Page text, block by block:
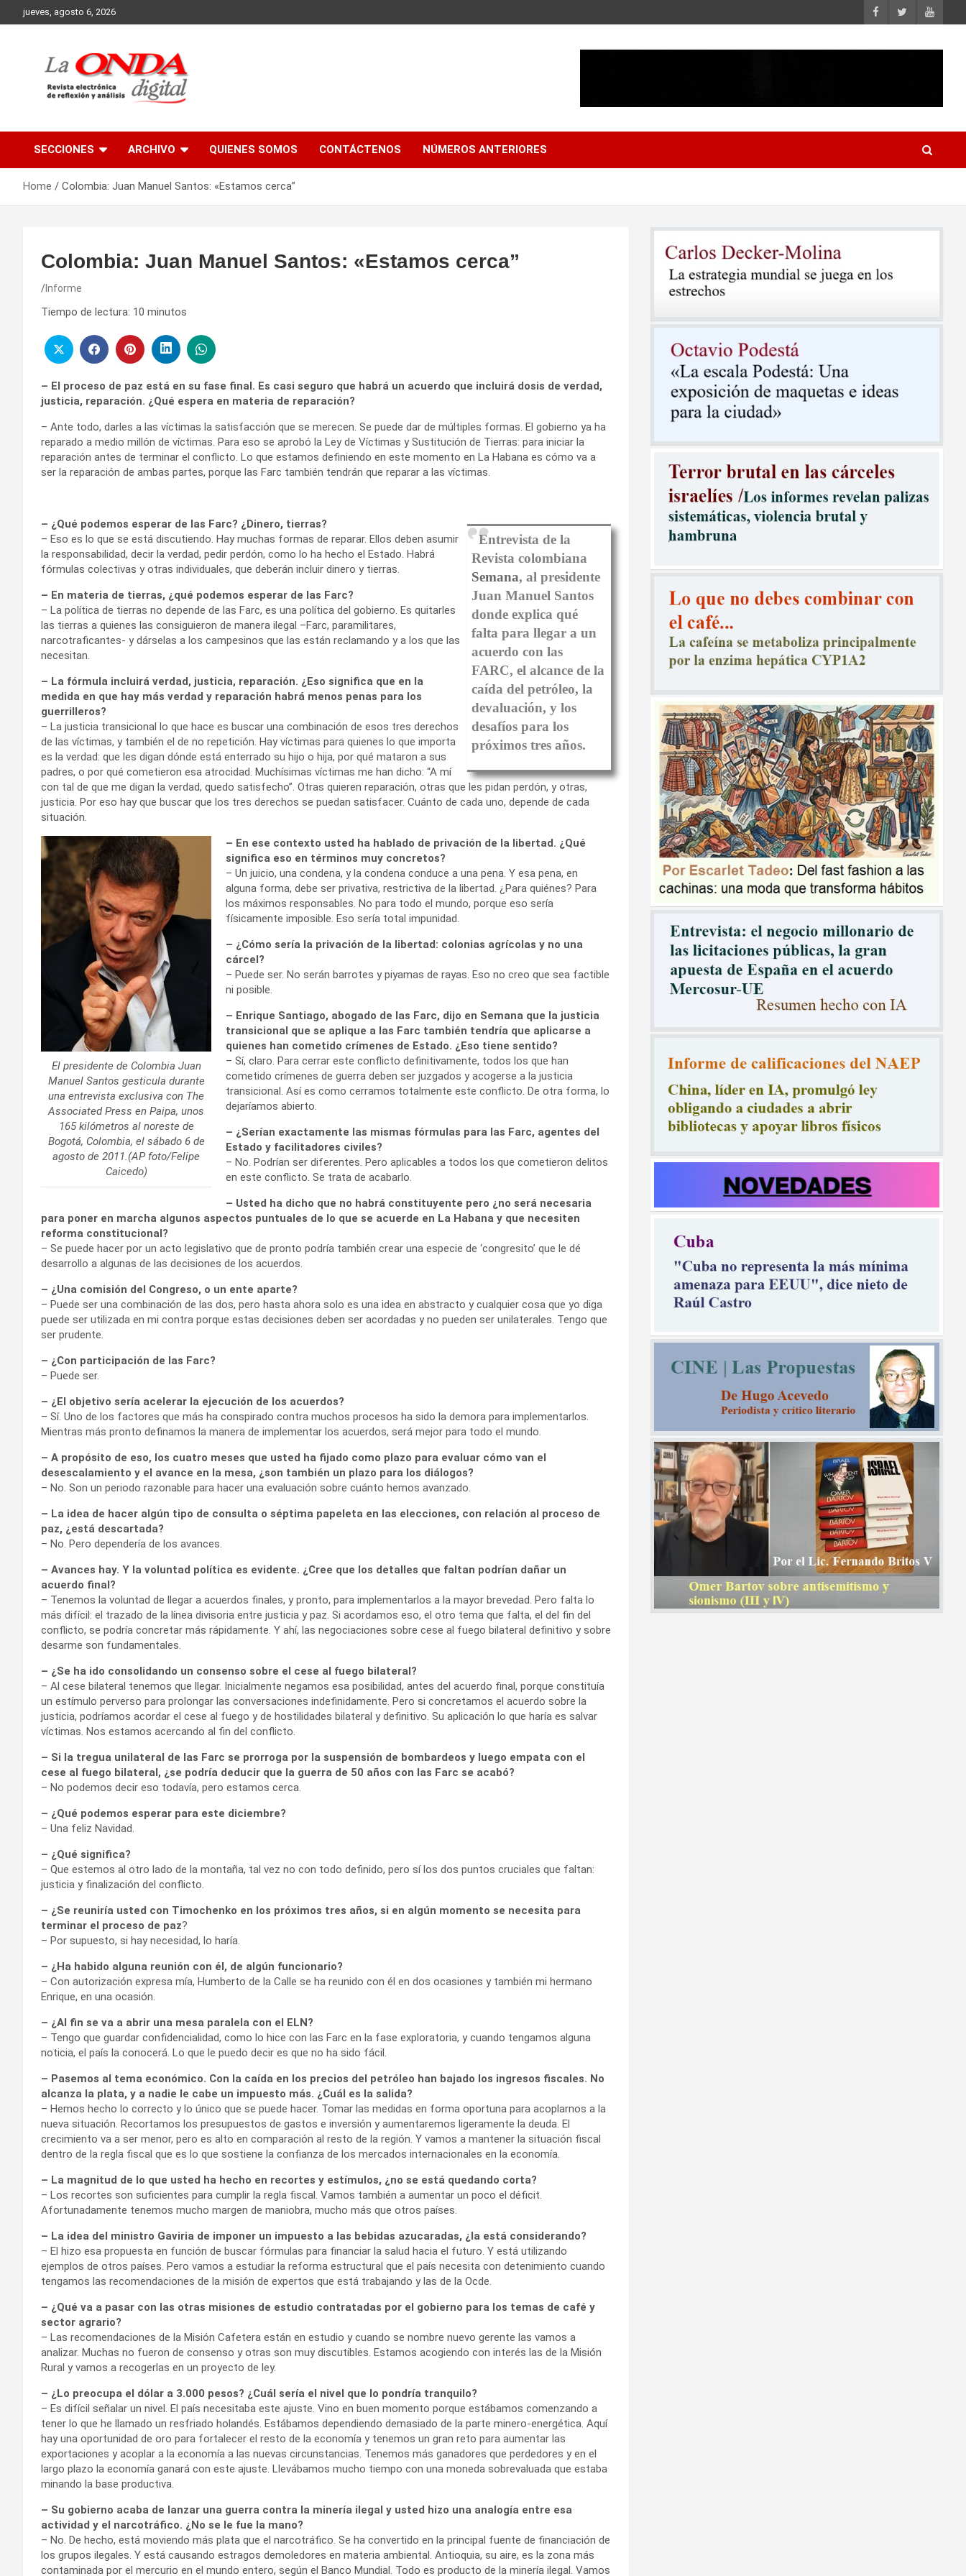
to
jueves, agosto 6, 2026
SECCIONES ARCHIVO QUIENES SOMOS CONTÁCTENOS NÚMEROS ANTERIORES
Home Colombia: Juan Manuel Santos: «Estamos cerca”
Colombia: Juan Manuel Santos: «Estamos cerca”
Informe
Tiempo de lectura: 10 minutos
– El proceso de paz está en su fase final. Es casi seguro que habrá un acuerdo que incluirá dosis de verdad,
justicia, reparación. ¿Qué espera en materia de reparación?
– Ante todo, darles a las víctimas la satisfacción que se merecen. Se puede dar de múltiples formas. El gobierno ya ha
reparado a medio millón de víctimas. Para eso se aprobó la Ley de Víctimas y Sustitución de Tierras: para iniciar la
reparación antes de terminar el conflicto. Lo que estamos definiendo en este momento en La Habana es cómo va a
ser la reparación de ambas partes, porque las Farc también tendrán que reparar a las víctimas.
Entrevista de la
Revista colombiana
Semana, al presidente
Juan Manuel Santos
donde explica qué
falta para llegar a un
acuerdo con las
FARC, el alcance de la
caída del petróleo, la
devaluación, y los
desafíos para los
próximos tres años.
– ¿Qué podemos esperar de las Farc? ¿Dinero, tierras?
– Eso es lo que se está discutiendo. Hay muchas formas de reparar. Ellos deben asumir
la responsabilidad, decir la verdad, pedir perdón, como lo ha hecho el Estado. Habrá
fórmulas colectivas y otras individuales, que deberán incluir dinero y tierras.
– En materia de tierras, ¿qué podemos esperar de las Farc?
– La política de tierras no depende de las Farc, es una política del gobierno. Es quitarles
las tierras a quienes las consiguieron de manera ilegal –Farc, paramilitares,
narcotraficantes- y dárselas a los campesinos que las están reclamando y a los que las
necesitan.
– La fórmula incluirá verdad, justicia, reparación. ¿Eso significa que en la
medida en que hay más verdad y reparación habrá menos penas para los
guerrilleros?
– La justicia transicional lo que hace es buscar una combinación de esos tres derechos
de las víctimas, y también el de no repetición. Hay víctimas para quienes lo que importa
es la verdad: que les digan dónde está enterrado su hijo o hija, por qué mataron a sus
padres, o por qué cometieron esa atrocidad. Muchísimas víctimas me han dicho: “A mí
con tal de que me digan la verdad, quedo satisfecho”. Otras quieren reparación, otras que les pidan perdón, y otras,
justicia. Por eso hay que buscar que los tres derechos se puedan satisfacer. Cuánto de cada uno, depende de cada
situación.
El presidente de Colombia Juan
Manuel Santos gesticula durante
una entrevista exclusiva con The
Associated Press en Paipa, unos
165 kilómetros al noreste de
Bogotá, Colombia, el sábado 6 de
agosto de 2011.(AP foto/Felipe
Caicedo)
– En ese contexto usted ha hablado de privación de la libertad. ¿Qué
significa eso en términos muy concretos?
– Un juicio, una condena, y la condena conduce a una pena. Y esa pena, en
alguna forma, debe ser privativa, restrictiva de la libertad. ¿Para quiénes? Para
los máximos responsables. No para todo el mundo, porque eso sería
físicamente imposible. Eso sería total impunidad.
– ¿Cómo sería la privación de la libertad: colonias agrícolas y no una
cárcel?
– Puede ser. No serán barrotes y piyamas de rayas. Eso no creo que sea factible
ni posible.
– Enrique Santiago, abogado de las Farc, dijo en Semana que la justicia
transicional que se aplique a las Farc también tendría que aplicarse a
quienes han cometido crímenes de Estado. ¿Eso tiene sentido?
– Sí, claro. Para cerrar este conflicto definitivamente, todos los que han
cometido crímenes de guerra deben ser juzgados y acogerse a la justicia
transicional. Así es como cerramos totalmente este conflicto. De otra forma, lo
dejaríamos abierto.
– ¿Serían exactamente las mismas fórmulas para las Farc, agentes del
Estado y facilitadores civiles?
– No. Podrían ser diferentes. Pero aplicables a todos los que cometieron delitos
en este conflicto. Se trata de acabarlo.
– Usted ha dicho que no habrá constituyente pero ¿no será necesaria
para poner en marcha algunos aspectos puntuales de lo que se acuerde en La Habana y que necesiten
reforma constitucional?
– Se puede hacer por un acto legislativo que de pronto podría también crear una especie de ‘congresito’ que le dé
desarrollo a algunas de las decisiones de los acuerdos.
– ¿Una comisión del Congreso, o un ente aparte?
– Puede ser una combinación de las dos, pero hasta ahora solo es una idea en abstracto y cualquier cosa que yo diga
puede ser utilizada en mi contra porque estas decisiones deben ser acordadas y no pueden ser unilaterales. Tengo que
ser prudente.
– ¿Con participación de las Farc?
– Puede ser.
– ¿El objetivo sería acelerar la ejecución de los acuerdos?
– Sí. Uno de los factores que más ha conspirado contra muchos procesos ha sido la demora para implementarlos.
Mientras más pronto definamos la manera de implementar los acuerdos, será mejor para todo el mundo.
– A propósito de eso, los cuatro meses que usted ha fijado como plazo para evaluar cómo van el
desescalamiento y el avance en la mesa, ¿son también un plazo para los diálogos?
– No. Son un periodo razonable para hacer una evaluación sobre cuánto hemos avanzado.
– La idea de hacer algún tipo de consulta o séptima papeleta en las elecciones, con relación al proceso de
paz, ¿está descartada?
– No. Pero dependería de los avances.
– Avances hay. Y la voluntad política es evidente. ¿Cree que los detalles que faltan podrían dañar un
acuerdo final?
– Tenemos la voluntad de llegar a acuerdos finales, y pronto, para implementarlos a la mayor brevedad. Pero falta lo
más difícil: el trazado de la línea divisoria entre justicia y paz. Si acordamos eso, el otro tema que falta, el del fin del
conflicto, se podría concretar más rápidamente. Y ahí, las negociaciones sobre cese al fuego bilateral definitivo y sobre
desarme son fundamentales.
– ¿Se ha ido consolidando un consenso sobre el cese al fuego bilateral?
– Al cese bilateral tenemos que llegar. Inicialmente negamos esa posibilidad, antes del acuerdo final, porque constituía
un estímulo perverso para prolongar las conversaciones indefinidamente. Pero si concretamos el acuerdo sobre la
justicia, podríamos acordar el cese al fuego y de hostilidades bilateral y definitivo. Su aplicación lo que haría es salvar
víctimas. Nos estamos acercando al fin del conflicto.
– Si la tregua unilateral de las Farc se prorroga por la suspensión de bombardeos y luego empata con el
cese al fuego bilateral, ¿se podría deducir que la guerra de 50 años con las Farc se acabó?
– No podemos decir eso todavía, pero estamos cerca.
– ¿Qué podemos esperar para este diciembre?
– Una feliz Navidad.
– ¿Qué significa?
– Que estemos al otro lado de la montaña, tal vez no con todo definido, pero sí los dos puntos cruciales que faltan:
justicia y finalización del conflicto.
– ¿Se reuniría usted con Timochenko en los próximos tres años, si en algún momento se necesita para
terminar el proceso de paz?
– Por supuesto, si hay necesidad, lo haría.
– ¿Ha habido alguna reunión con él, de algún funcionario?
– Con autorización expresa mía, Humberto de la Calle se ha reunido con él en dos ocasiones y también mi hermano
Enrique, en una ocasión.
– ¿Al fin se va a abrir una mesa paralela con el ELN?
– Tengo que guardar confidencialidad, como lo hice con las Farc en la fase exploratoria, y cuando tengamos alguna
noticia, el país la conocerá. Lo que le puedo decir es que no ha sido fácil.
– Pasemos al tema económico. Con la caída en los precios del petróleo han bajado los ingresos fiscales. No
alcanza la plata, y a nadie le cabe un impuesto más. ¿Cuál es la salida?
– Hemos hecho lo correcto y lo único que se puede hacer. Tomar las medidas en forma oportuna para acoplarnos a la
nueva situación. Recortamos los presupuestos de gastos e inversión y aumentaremos ligeramente la deuda. El
crecimiento va a ser menor, pero es alto en comparación al resto de la región. Y vamos a mantener la situación fiscal
dentro de la regla fiscal que es lo que sostiene la confianza de los mercados internacionales en la economía.
– La magnitud de lo que usted ha hecho en recortes y estímulos, ¿no se está quedando corta?
– Los recortes son suficientes para cumplir la regla fiscal. Vamos también a aumentar un poco el déficit.
Afortunadamente tenemos mucho margen de maniobra, mucho más que otros países.
– La idea del ministro Gaviria de imponer un impuesto a las bebidas azucaradas, ¿la está considerando?
– El hizo esa propuesta en función de buscar fórmulas para financiar la salud hacia el futuro. Y está utilizando
ejemplos de otros países. Pero vamos a estudiar la reforma estructural que el país necesita con detenimiento cuando
tengamos las recomendaciones de la misión de expertos que está trabajando y las de la Ocde.
– ¿Qué va a pasar con las otras misiones de estudio contratadas por el gobierno para los temas de café y
sector agrario?
– Las recomendaciones de la Misión Cafetera están en estudio y cuando se nombre nuevo gerente las vamos a
analizar. Muchas no fueron de consenso y otras son muy discutibles. Estamos acogiendo con interés las de la Misión
Rural y vamos a recogerlas en un proyecto de ley.
– ¿Lo preocupa el dólar a 3.000 pesos? ¿Cuál sería el nivel que lo pondría tranquilo?
– Es difícil señalar un nivel. El país necesitaba este ajuste. Vino en buen momento porque estábamos comenzando a
tener lo que he llamado un resfriado holandés. Estábamos dependiendo demasiado de la parte minero-energética. Aquí
hay una oportunidad de oro para fortalecer el resto de la economía y tenemos un gran reto para aumentar las
exportaciones y acoplar a la economía a las nuevas circunstancias. Tenemos más ganadores que perdedores y en el
largo plazo la economía ganará con este ajuste. Llevábamos mucho tiempo con una moneda sobrevaluada que estaba
minando la base productiva.
– Su gobierno acaba de lanzar una guerra contra la minería ilegal y usted hizo una analogía entre esa
actividad y el narcotráfico. ¿No se le fue la mano?
– No. De hecho, está moviendo más plata que el narcotráfico. Se ha convertido en la principal fuente de financiación de
los grupos ilegales. Y está causando estragos demoledores en materia ambiental. Antioquia, su aire, es la zona más
contaminada por el mercurio en el mundo entero, según el Banco Mundial. Todo es producto de la minería ilegal. Vamos